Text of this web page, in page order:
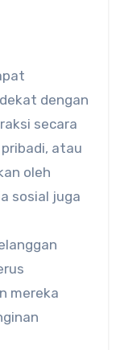
dengan
secara
atau
oleh
sosial juga
mereka